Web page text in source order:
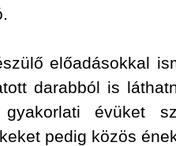
előadásokkal
darabból is
évüket
pedig közös